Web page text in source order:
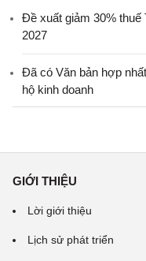
Đề xuất giảm 30% thuế
2027
Đã có Văn bản hợp
hộ kinh doanh
GIỚI THIỆU
Lời giới thiệu
Lịch sử phát triển